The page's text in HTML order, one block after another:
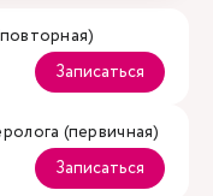
Записаться
(первичная)
Записаться